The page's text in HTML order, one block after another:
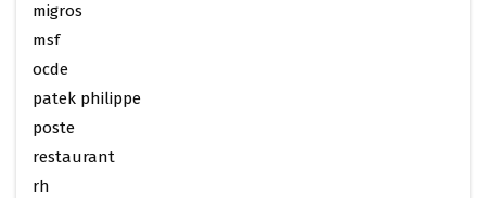
migros
msf
ocde
patek philippe
poste
restaurant
rh